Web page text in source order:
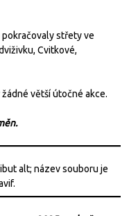
střety ve
Cvitkové,
větší útočné akce.